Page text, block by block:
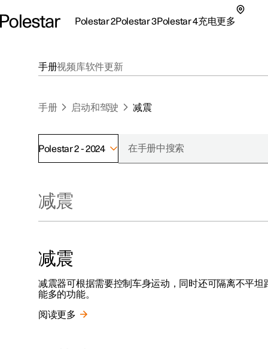
Polestar 2Polestar 3Polestar 4充电更多
探索Polestar 2
联系我们
极星官方二手车
探索Polestar 3
联系我们
探索Polestar 4
探索充电
公共充电
家庭充电
车主服务
新闻
手册视频库软件更新
手册 启动和驾驶 减震
Polestar 2 - 2024
减震
减震
减震器可根据需要控制车身运动，同时还可隔离不平
能多的功能。
阅读更多